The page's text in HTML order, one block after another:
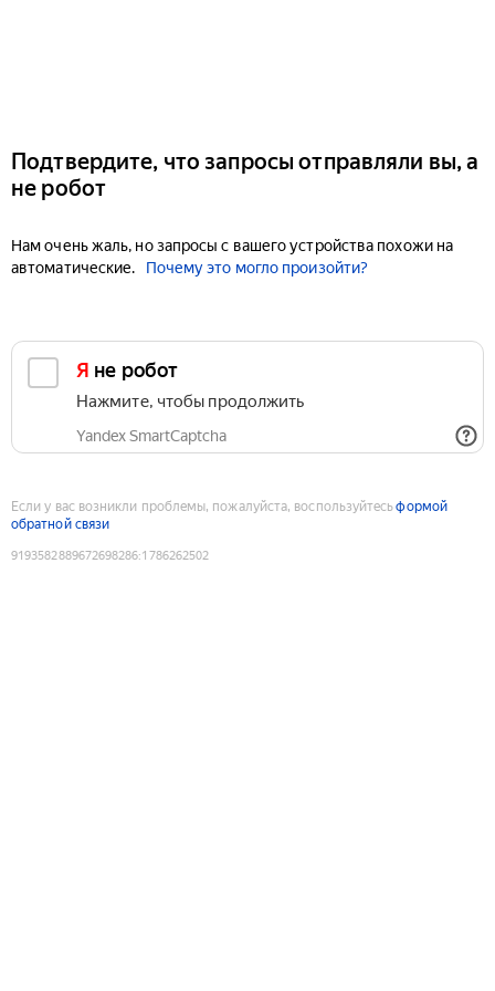
Подтвердите, что запросы отправляли вы, а
не робот
Нам очень жаль, но запросы с вашего устройства похожи на
автоматические.
Почему это могло произойти?
Я не робот
Нажмите, чтобы продолжить
Yandex SmartCaptcha
Если у вас возникли проблемы, пожалуйста, воспользуйтесьформой
обратной связи
9193582889672698286:1786262502